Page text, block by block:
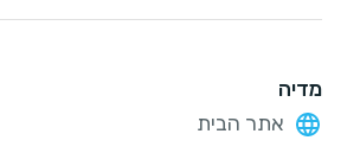
מדיה
אתר הבית